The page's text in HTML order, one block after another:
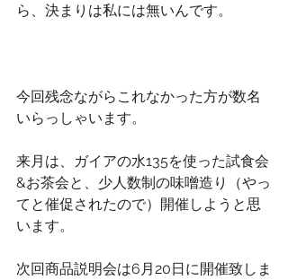
ら、決まりは私には無いんです。
今回残念ながらこれなかった方が数名
いらっしゃいます。
来月は、ガイアの水135を使った試食会
&お茶会と、少人数制の味噌造り（やっ
てと催促されたので）開催しようと思
います。
次回商品説明会は6月20日に開催致しま